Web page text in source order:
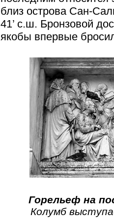
близ острова Сан-
41’ с.ш. Бронзовой
якобы впервые
Горельеф на
Колумб